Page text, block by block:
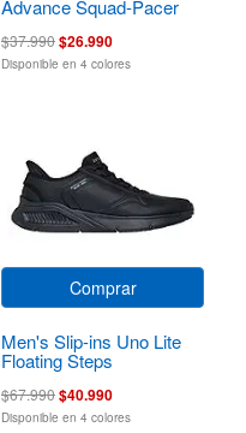
Advance Squad-Pacer
$37.990$26.990
Disponible en 4 colores
Comprar
Men's Slip-ins Uno Lite
Floating Steps
$67.990$40.990
Disponible en 4 colores